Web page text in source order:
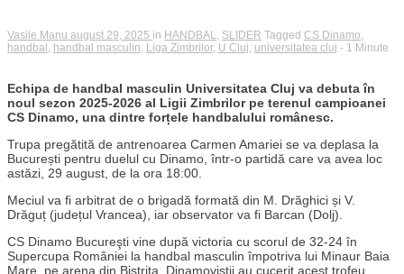
Vasile Manu august 29, 2025 in HANDBAL SLIDER Tagged CS Dinamo
handbal handbal masculin Liga Zimbrilor, U Cluj universitatea cluj - 1 Minute
Echipa de handbal masculin Universitatea Cluj va debuta în
noul sezon 2025-2026 al Ligii Zimbrilor pe terenul campioanei
CS Dinamo, una dintre forțele handbalului românesc.
Trupa pregătită de antrenoarea Carmen Amariei se va deplasa la
București pentru duelul cu Dinamo, într-o partidă care va avea loc
astăzi, 29 august, de la ora 18:00.
Meciul va fi arbitrat de o brigadă formată din M. Drăghici și V.
Drăguț (județul Vrancea), iar observator va fi Barcan (Dolj).
CS Dinamo Bucureşti vine după victoria cu scorul de 32-24 în
Supercupa României la handbal masculin împotriva lui Minaur Baia
Mare, pe arena din Bistrița. Dinamoviștii au cucerit acest trofeu